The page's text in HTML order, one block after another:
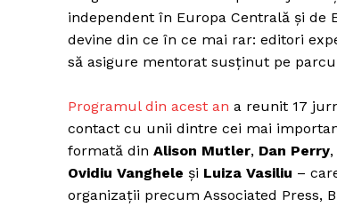
independent în Europa Centrală și
devine din ce în ce mai rar: editori
să asigure mentorat susținut pe
Programul din acest an a reunit 17
contact cu unii dintre cei mai
formată din Alison Mutler, Dan Perry,
Ovidiu Vanghele și Luiza Vasiliu –
organizații precum Associated Press,